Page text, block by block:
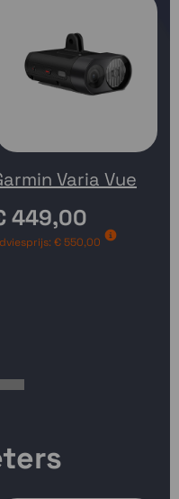
Varia Vue
449,00
€ 550,00
56